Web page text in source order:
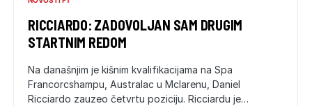
RICCIARDO: ZADOVOLJAN SAM DRUGIM
STARTNIM REDOM
Na današnjim je kišnim kvalifikacijama na Spa
Francorcshampu, Australac u Mclarenu, Daniel
Ricciardo zauzeo četvrtu poziciju. Ricciardu je…